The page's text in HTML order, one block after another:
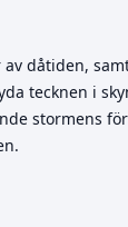
dåtiden,
tecknen i
stormens